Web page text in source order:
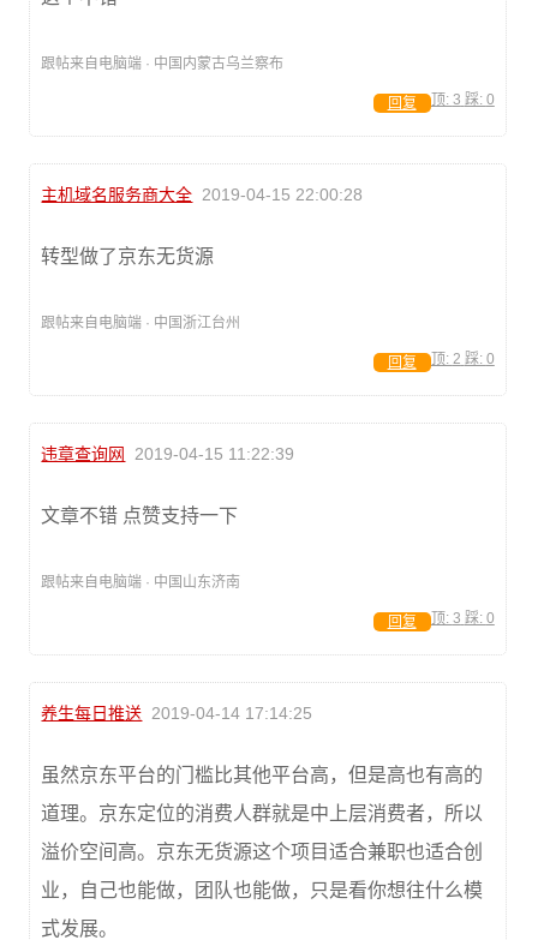
跟帖来自电脑端 · 中国内蒙古乌兰察布
顶: 3 踩: 0
回复
主机域名服务商大全 2019-04-15 22:00:28
转型做了京东无货源
跟帖来自电脑端 · 中国浙江台州
顶: 2 踩: 0
回复
违章查询网 2019-04-15 11:22:39
文章不错 点赞支持一下
跟帖来自电脑端 · 中国山东济南
顶: 3 踩: 0
回复
养生每日推送 2019-04-14 17:14:25
虽然京东平台的门槛比其他平台高，但是高也有高的
道理。京东定位的消费人群就是中上层消费者，所以
溢价空间高。京东无货源这个项目适合兼职也适合创
业，自己也能做，团队也能做，只是看你想往什么模
式发展。